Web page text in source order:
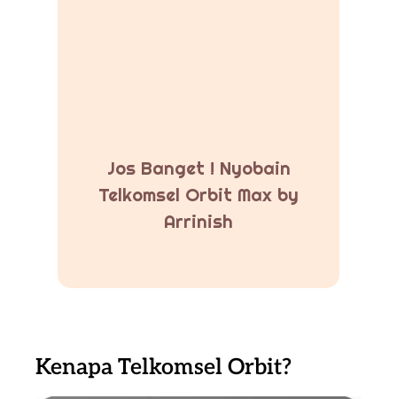
Jos Banget ! Nyobain
Telkomsel Orbit Max by
Arrinish
Kenapa Telkomsel Orbit?